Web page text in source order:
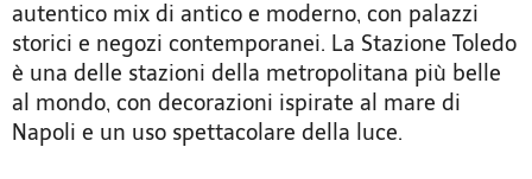
autentico mix di antico e moderno, con palazzi
storici e negozi contemporanei. La Stazione Toledo
è una delle stazioni della metropolitana più belle
al mondo, con decorazioni ispirate al mare di
Napoli e un uso spettacolare della luce.